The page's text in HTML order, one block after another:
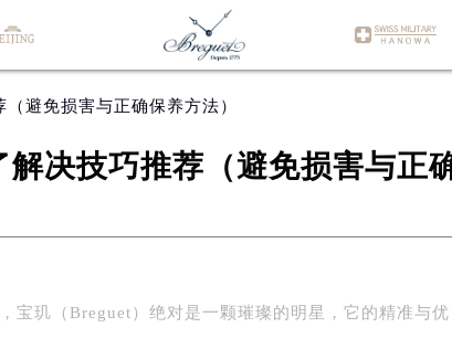
避免损害与正确保养方法）
决技巧推荐（避免损害与正
宝玑（Breguet）绝对是一颗璀璨的明星，它的精准与优